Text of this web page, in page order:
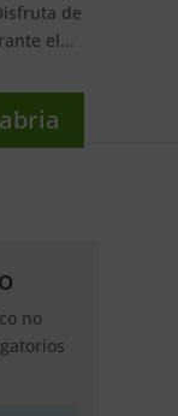
de
el...
no